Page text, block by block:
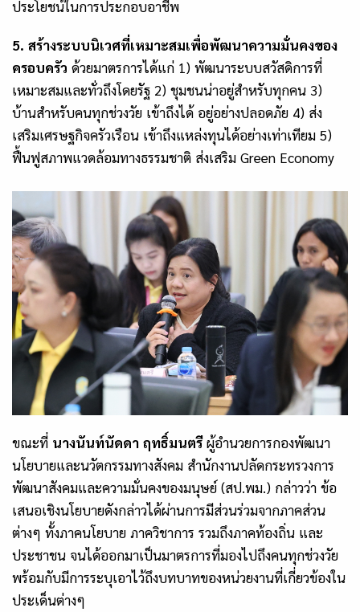
ประโยชน์ในการประกอบอาชีพ
5. สร้างระบบนิเวศที่เหมาะสมเพื่อพัฒนาความมั่นคงของ
ครอบครัว ด้วยมาตรการได้แก่ 1) พัฒนาระบบสวัสดิการที่
เหมาะสมและทั่วถึงโดยรัฐ 2) ชุมชนน่าอยู่สำหรับทุกคน 3)
บ้านสำหรับคนทุกช่วงวัย เข้าถึงได้ อยู่อย่างปลอดภัย 4) ส่ง
เสริมเศรษฐกิจครัวเรือน เข้าถึงแหล่งทุนได้อย่างเท่าเทียม 5)
ฟื้นฟูสภาพแวดล้อมทางธรรมชาติ ส่งเสริม Green Economy
ขณะที่ นางนันท์นัดดา ฤทธิ์มนตรีผู้อำนวยการกองพัฒนา
นโยบายและนวัตกรรมทางสังคม สำนักงานปลัดกระทรวงการ
พัฒนาสังคมและความมั่นคงของมนุษย์ (สป.พม.) กล่าวว่า ข้อ
เสนอเชิงนโยบายดังกล่าวได้ผ่านการมีส่วนร่วมจากภาคส่วน
ต่างๆ ทั้งภาคนโยบาย ภาควิชาการ รวมถึงภาคท้องถิ่น และ
ประชาชน จนได้ออกมาเป็นมาตรการที่มองไปถึงคนทุกช่วงวัย
พร้อมกับมีการระบุเอาไว้ถึงบทบาทของหน่วยงานที่เกี่ยวข้องใน
ประเด็นต่างๆ